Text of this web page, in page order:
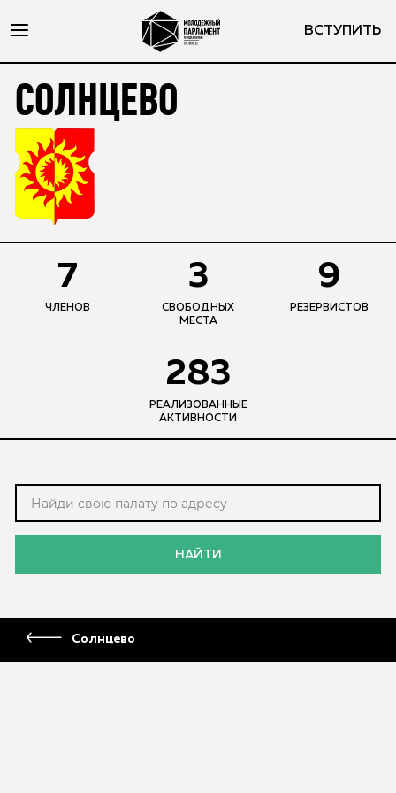
ВСТУПИТЬ
СОЛНЦЕВО
7
ЧЛЕНОВ
3
СВОБОДНЫХ
МЕСТА
9
РЕЗЕРВИСТОВ
283
РЕАЛИЗОВАННЫЕ
АКТИВНОСТИ
НАЙТИ
Солнцево